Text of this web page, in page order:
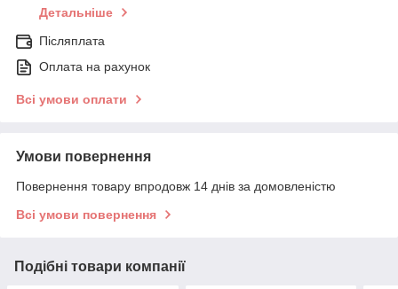
Детальніше
Післяплата
Оплата на рахунок
Всі умови оплати
Умови повернення
Повернення товару впродовж 14 днів за домовленістю
Всі умови повернення
Подібні товари компанії